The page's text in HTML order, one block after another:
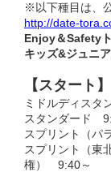
※以下種目は、
http://date-
Enjoy＆Safety
キッズ&ジュニ
【スタート】
ミドルディス
スタンダード
スプリント（パ
スプリント（東
権） 9:40～